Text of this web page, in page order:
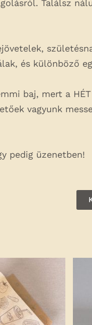
Találsz
és különböző
baj, mert a
vagyunk
pedig üzenetben!